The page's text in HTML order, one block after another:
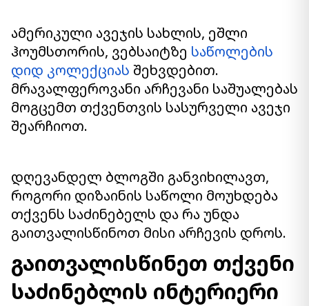
ამერიკული ავეჯის სახლის, ეშლი
ჰოუმსთორის, ვებსაიტზე საწოლების
დიდ კოლექციას შეხვდებით.
მრავალფეროვანი არჩევანი საშუალებას
მოგცემთ თქვენთვის სასურველი ავეჯი
შეარჩიოთ.
დღევანდელ ბლოგში განვიხილავთ,
როგორი დიზაინის საწოლი მოუხდება
თქვენს საძინებელს და რა უნდა
გაითვალისწინოთ მისი არჩევის დროს.
გაითვალისწინეთ თქვენი
საძინებლის ინტერიერი